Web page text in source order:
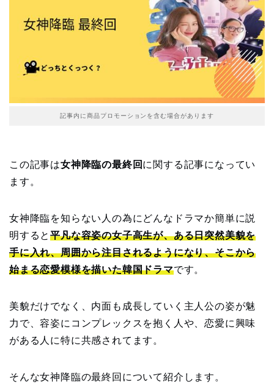
記事内に商品プロモーションを含む場合があります
この記事は女神降臨の最終回 に関する記事になってい
ます。
女神降臨を知らない人の為にどんなドラマか簡単に説
明すると平凡な容姿の女子高生が、ある日突然美貌を
手に入れ、周囲から注目されるようになり、そこから
始まる恋愛模様を描いた韓国ドラマです。
美貌だけでなく、内面も成長していく主人公の姿が魅
力で、容姿にコンプレックスを抱く人や、恋愛に興味
がある人に特に共感されてます。
そんな女神降臨の最終回について紹介します。